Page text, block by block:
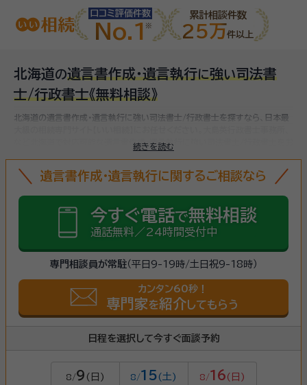
口コミ評価件数
No.1
累計相談件数
25万件以上
北海道の遺言書作成・遺言執行に強い司法書
士/行政書士《無料相談》
続きを読む
北海道の遺言書作成・遺言執行に強い司法書士/行政書士を探すなら、日本最
北海道で対応可能な遺言書作成・遺言執行に強い司法書士/行政書士をお
遺言書作成・遺言執行に関するご相談なら
今すぐ電話で無料相談
通話無料／24時間受付中
専門相談員が常駐（平日9-19時/土日祝9-18時）
カンタン60秒！
専門家を紹介 してもらう
日程を選択して今すぐ面談予約
8/9 (日) 8/15(土) 8/16 (日)